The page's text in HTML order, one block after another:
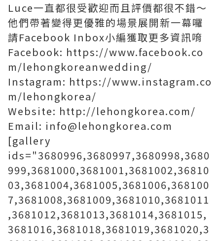
Luce一直都很受歡迎而且評價都很不錯～
他們帶著變得更優雅的場景展開新一幕囉
請Facebook Inbox小編獲取更多資訊唷
Facebook: https://www.facebook.co
m/lehongkoreanwedding/
Instagram: https://www.instagram.co
m/lehongkorea/
Website: http://lehongkorea.com/
Email: info@lehongkorea.com
[gallery
ids="3680996,3680997,3680998,3680
999,3681000,3681001,3681002,36810
03,3681004,3681005,3681006,368100
7,3681008,3681009,3681010,3681011
,3681012,3681013,3681014,3681015,
3681016,3681018,3681019,3681020,3